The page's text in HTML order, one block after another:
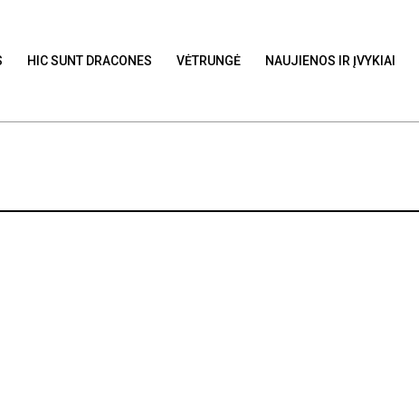
HIC SUNT DRACONES VĖTRUNGĖ NAUJIENOS IR ĮVYKIAI